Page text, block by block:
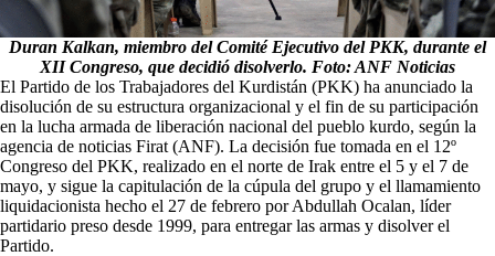
Duran Kalkan, miembro del Comité Ejecutivo del PKK, durante el
XII Congreso, que decidió disolverlo. Foto: ANF Noticias
El Partido de los Trabajadores del Kurdistán (PKK) ha anunciado la
disolución de su estructura organizacional y el fin de su participación
en la lucha armada de liberación nacional del pueblo kurdo, según la
agencia de noticias Firat (ANF). La decisión fue tomada en el 12º
Congreso del PKK, realizado en el norte de Irak entre el 5 y el 7 de
mayo, y sigue la capitulación de la cúpula del grupo y el llamamiento
liquidacionista hecho el 27 de febrero por Abdullah Ocalan, líder
partidario preso desde 1999, para entregar las armas y disolver el
Partido.